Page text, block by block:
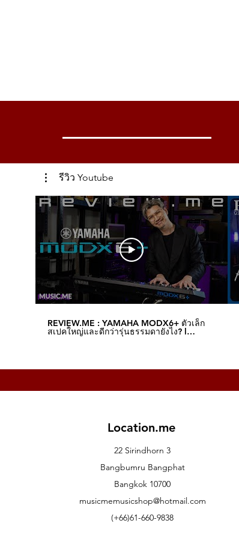
รีวิว Youtube
REVIEW.ME : YAMAHA MODX6+ ตัวเล็ก
สเปคใหญ่และดีกว่ารุ่นธรรมดายังไง? l
Location.me
22 Sirindhorn 3
Bangbumru Bangphat
Bangkok 10700
musicmemusicshop@hotmail.com
(+66)61-660-9838